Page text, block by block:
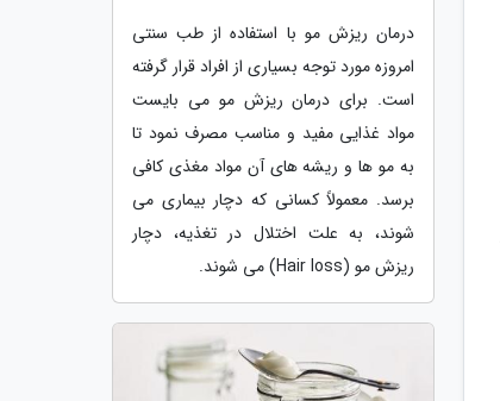
درمان ریزش مو با استفاده از طب سنتی
امروزه مورد توجه بسیاری از افراد قرار گرفته
است. برای درمان ریزش مو می بایست
مواد غذایی مفید و مناسب مصرف نمود تا
به مو ها و ریشه های آن مواد مغذی کافی
برسد. معمولاً کسانی که دچار بیماری می
شوند، به علت اختلال در تغذیه، دچار
ریزش مو (Hair loss) می شوند.